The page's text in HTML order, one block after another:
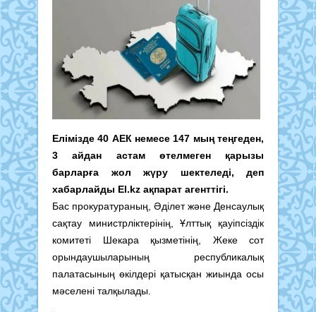
Елімізде 40 АЕК немесе 147 мың теңгеден,
3 айдан астам өтелмеген қарызы
барларға жол жүру шектеледі, деп
хабарлайды El.kz ақпарат агенттігі.
Бас прокуратураның, Әділет және Денсаулық
сақтау министрліктерінің, Ұлттық қауіпсіздік
комитеті Шекара қызметінің, Жеке сот
орындаушыларының республикалық
палатасының өкілдері қатысқан жиында осы
мәселені талқылады.